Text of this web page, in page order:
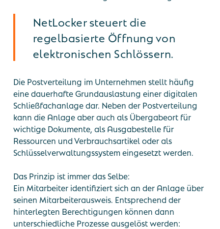
NetLocker steuert die
regelbasierte Öffnung von
elektronischen Schlössern.
Die Postverteilung im Unternehmen stellt häufig
eine dauerhafte Grundauslastung einer digitalen
Schließfachanlage dar. Neben der Postverteilung
kann die Anlage aber auch als Übergabeort für
wichtige Dokumente, als Ausgabestelle für
Ressourcen und Verbrauchsartikel oder als
Schlüsselverwaltungssystem eingesetzt werden.
Das Prinzip ist immer das Selbe:
Ein Mitarbeiter identifiziert sich an der Anlage über
seinen Mitarbeiterausweis. Entsprechend der
hinterlegten Berechtigungen können dann
unterschiedliche Prozesse ausgelöst werden: